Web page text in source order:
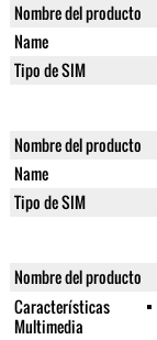
Nombre del producto
Name
Tipo de SIM
Nombre del producto
Name
Tipo de SIM
Nombre del producto
Características
Multimedia